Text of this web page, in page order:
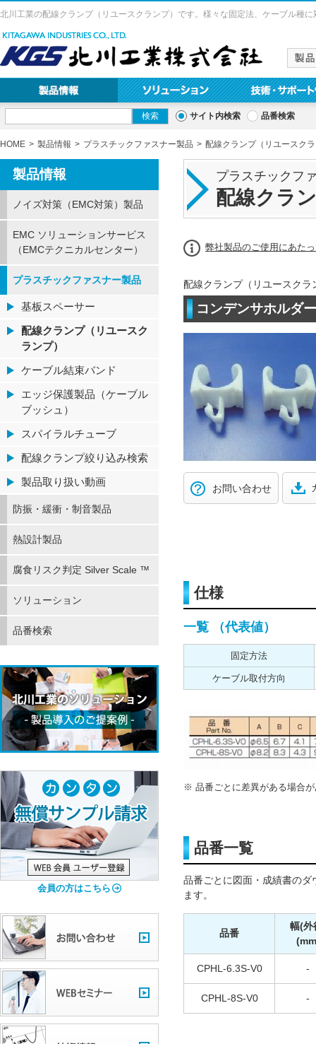
北川工業の配線クランプ（リユースクランプ）です。様々な固定法、ケーブル種
サイト内検索 品番検索
HOME 製品情報 プラスチックファスナー製品 配線クランプ（リユースク
プラスチックフ
配線クラ
弊社製品のご使用にあた
配線クランプ（リユースクラ
コンデンサホルダ
お問い合わせ
仕様
一覧 （代表値）
固定方法
ケーブル取付方向
品番ごとに差異がある場合
品番一覧
品番ごとに図面・成績書のダ
ます。
品番
幅(外
CPHL-6.3S-V0 -
CPHL-8S-V0 -
製品情報
ノイズ対策（EMC対策）製品
EMC ソリューションサービス
（EMCテクニカルセンター）
プラスチックファスナー製品
基板スペーサー
配線クランプ（リユースク
ランプ）
ケーブル結束バンド
エッジ保護製品（ケーブル
ブッシュ）
スパイラルチューブ
配線クランプ絞り込み検索
製品取り扱い動画
防振・緩衝・制音製品
熱設計製品
腐食リスク判定 Silver Scale ™
ソリューション
品番検索
会員の方はこちら